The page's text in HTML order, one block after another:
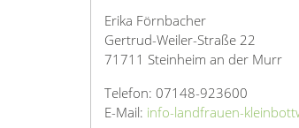
Erika Förnbacher
Gertrud-Weiler-Straße 22
71711 Steinheim an der Murr
Telefon: 07148-923600
E-Mail: info-landfrauen-